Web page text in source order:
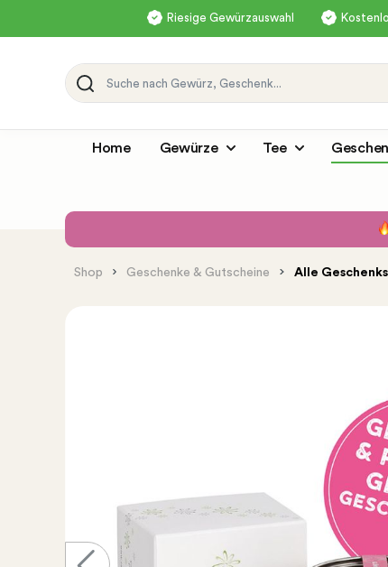
Riesige Gewürzauswahl
Home Gewürze Tee
Shop Geschenke & Gutscheine Alle